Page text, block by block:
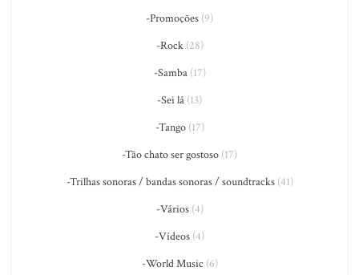
-Promoções (9)
-Rock(28)
-Samba(17)
-Sei lá (13)
-Tango(17)
-Tão chato ser gostoso (17)
-Trilhas sonoras / bandas sonoras / soundtracks(41)
-Vários(4)
-Vídeos (4)
-World Music (6)